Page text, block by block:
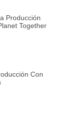
Producción
Together
Con